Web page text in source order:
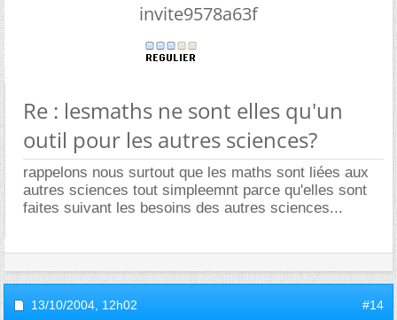
invite9578a63f
Re : lesmaths ne sont elles qu'un
outil pour les autres sciences?
rappelons nous surtout que les maths sont liées aux
autres sciences tout simpleemnt parce qu'elles sont
faites suivant les besoins des autres sciences...
13/10/2004, 12h02 #14